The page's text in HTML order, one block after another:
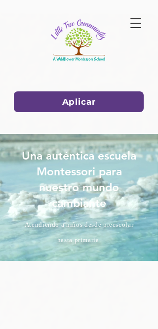
Aplicar
Una auténtica escuela
Montessori para
nuestro mundo
cambiante
Atendiendo a niños desde preescolar
hasta primaria.